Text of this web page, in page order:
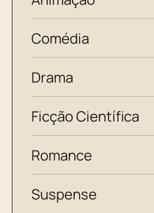
Comédia
Drama
Ficção Científica
Romance
Suspense